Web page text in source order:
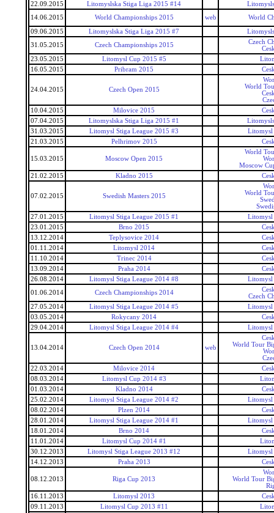
22.09.2015
Litomyslska Stiga Liga 2015 #14
14.06.2015
World Championships 2015 web World
09.06.2015 Litomyslska Stiga Liga 2015 #7
31.05.2015
Czech Championships 2015
Czech
23.05.2015
Litomysl Cup 2015 #5
16.05.2015
Pribram 2015
24.04.2015 Czech Open 2015
World
10.04.2015
Milovice 2015
07.04.2015
Litomyslska Stiga Liga 2015 #1
31.03.2015
Litomysl Stiga League 2015 #3
Litomysl
21.03.2015
Pelhrimov 2015
15.03.2015 Moscow Open 2015
World
Moscow
21.02.2015
Kladno 2015
07.02.2015 Swedish Masters 2015
World
27.01.2015
Litomysl Stiga League 2015 #1
Litomysl
23.01.2015
Brno 2015
13.12.2014
Teplysovice 2014
01.11.2014
Litomysl 2014
11.10.2014
Trinec 2014
13.09.2014
Praha 2014
26.08.2014
Litomysl Stiga League 2014 #8
Litomysl
01.06.2014
Czech Championships 2014
Czech
27.05.2014
Litomysl Stiga League 2014 #5
Litomysl
03.05.2014
Rokycany 2014
29.04.2014
Litomysl Stiga League 2014 #4 Litomysl
13.04.2014 Czech Open 2014 web
World Tour
22.03.2014
Milovice 2014
08.03.2014
Litomysl Cup 2014 #3
01.03.2014
Kladno 2014
25.02.2014
Litomysl Stiga League 2014 #2
Litomysl
08.02.2014
Plzen 2014
28.01.2014
Litomysl Stiga League 2014 #1
Litomysl
18.01.2014
Brno 2014
11.01.2014
Litomysl Cup 2014 #1
30.12.2013
Litomysl Stiga League 2013 #12
Litomysl
14.12.2013
Praha 2013
08.12.2013 Riga Cup 2013
World Tour
16.11.2013
Litomysl 2013
09.11.2013
Litomysl Cup 2013 #11